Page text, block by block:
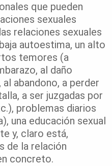
que pueden
sexuales
relaciones sexuales
autoestima, un alto
temores (a
al daño
abandono, a perder
a ser juzgadas por
problemas diarios
una educación sexual
y, claro está,
de la relación
concreto.